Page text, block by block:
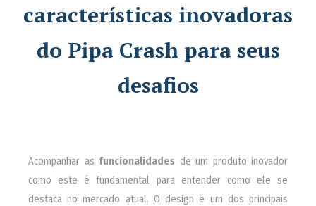
características inovadoras
do Pipa Crash para seus
desafios
Acompanhar as funcionalidades de um produto inovador
como este é fundamental para entender como ele se
destaca no mercado atual. O design é um dos principais